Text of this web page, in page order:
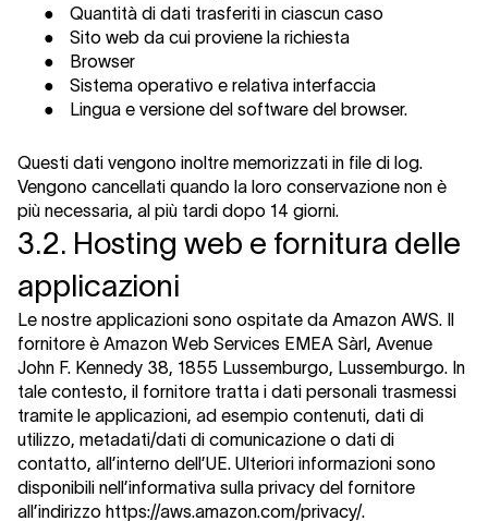
●
Quantità di dati trasferiti in ciascun caso
●
Sito web da cui proviene la richiesta
●
Browser
●
Sistema operativo e relativa interfaccia
●
Lingua e versione del software del browser.
Questi dati vengono inoltre memorizzati in file di log.
Vengono cancellati quando la loro conservazione non è
più necessaria, al più tardi dopo 14 giorni.
3.2. Hosting web e fornitura delle
applicazioni
Le nostre applicazioni sono ospitate da Amazon AWS. Il
fornitore è Amazon Web Services EMEA Sàrl, Avenue
John F. Kennedy 38, 1855 Lussemburgo, Lussemburgo. In
tale contesto, il fornitore tratta i dati personali trasmessi
tramite le applicazioni, ad esempio contenuti, dati di
utilizzo, metadati/dati di comunicazione o dati di
contatto, all’interno dell’UE. Ulteriori informazioni sono
disponibili nell’informativa sulla privacy del fornitore
all’indirizzo https://aws.amazon.com/privacy/.